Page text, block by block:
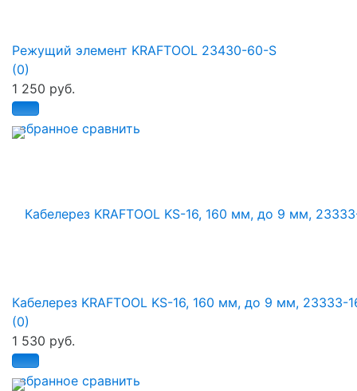
избранное сравнить
Режущий элемент KRAFTOOL 23430-60-S
(0)
1 250 руб.
избранное сравнить
Кабелерез KRAFTOOL KS-16, 160 мм, до 9 мм, 23333-
(0)
1 530 руб.